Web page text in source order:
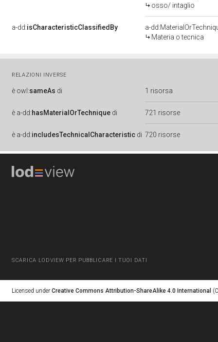
osso/ intaglio
a-dd:isCharacteristicClassifiedBy
a-
Materia o tecnica
RELAZIONI INVERSE
è owl:sameAs di 1 risorsa
è a-dd:hasMaterialOrTechnique di 721 risorse
è a-dd:includesTechnicalCharacteristic di 720 risorse
SCARICA LODVIEW PER PUBBLICARE I TUOI DATI
Licensed under Creative Commons Attribution-ShareAlike 4.0 International